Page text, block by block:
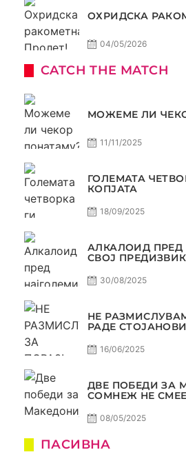
ОХРИДСКА
04/05/2026
CATCH THE MATCH
МОЖЕМЕ ЛИ
11/11/2025
ГОЛЕМАТА
КОПЈАТА
18/09/2025
АЛКАЛОИД ПРЕД
СВОЈ
30/08/2025
НЕ
РАДЕ
16/06/2025
ДВЕ ПОБЕДИ ЗА
СОМНЕЖ НЕ
08/05/2025
ПАСИВНА